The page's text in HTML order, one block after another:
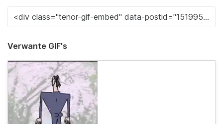
Verwante GIF's